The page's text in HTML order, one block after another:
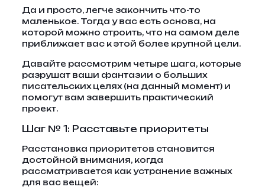
Да и просто, легче закончить что-то
маленькое. Тогда у вас есть основа, на
которой можно строить, что на самом деле
приближает вас к этой более крупной цели.
Давайте рассмотрим четыре шага, которые
разрушат ваши фантазии о больших
писательских целях (на данный момент) и
помогут вам завершить практический
проект.
Шаг № 1: Расставьте приоритеты
Расстановка приоритетов становится
достойной внимания, когда
рассматривается как устранение важных
для вас вещей: